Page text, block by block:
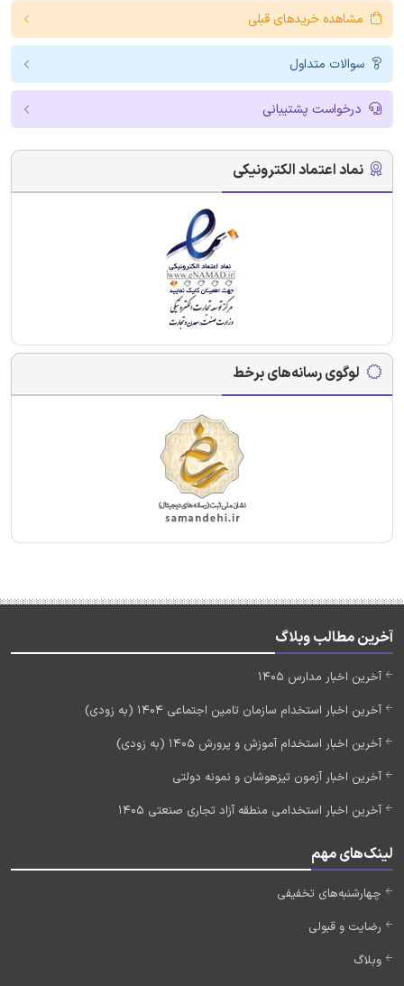
مشاهده خریدهای قبلی
سوالات متداول
درخواست پشتیبانی
نماد اعتماد الکترونیکی
لوگوی رسانه‌های برخط
آخرین مطالب وبلاگ
آخرین اخبار مدارس 1405
آخرین اخبار استخدام سازمان تامین اجتماعی 1404 (به زودی)
آخرین اخبار استخدام آموزش و پرورش 1405 (به زودی)
آخرین اخبار آزمون تیزهوشان و نمونه دولتی
آخرین اخبار استخدامی منطقه آزاد تجاری صنعتی 1405
لینک‌های مهم
چهارشنبه‌های تخفیفی
رضایت و قبولی
وبلاگ